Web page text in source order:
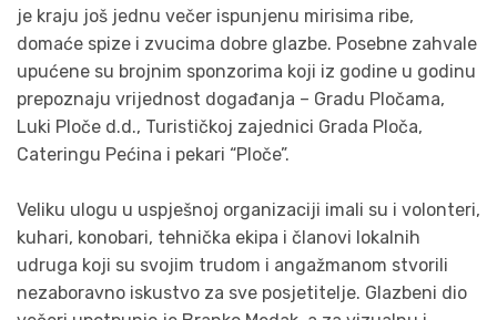
je kraju još jednu večer ispunjenu mirisima ribe,
domaće spize i zvucima dobre glazbe. Posebne zahvale
upućene su brojnim sponzorima koji iz godine u godinu
prepoznaju vrijednost događanja – Gradu Pločama,
Luki Ploče d.d., Turističkoj zajednici Grada Ploča,
Cateringu Pećina i pekari “Ploče”.
Veliku ulogu u uspješnoj organizaciji imali su i volonteri,
kuhari, konobari, tehnička ekipa i članovi lokalnih
udruga koji su svojim trudom i angažmanom stvorili
nezaboravno iskustvo za sve posjetitelje. Glazbeni dio